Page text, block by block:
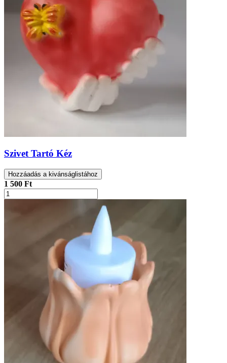
Szivet Tartó Kéz
Hozzáadás a kivánságlistához
1 500 Ft